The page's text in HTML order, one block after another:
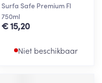
Surfa Safe Premium Fl
750ml
€ 15,20
Niet beschikbaar